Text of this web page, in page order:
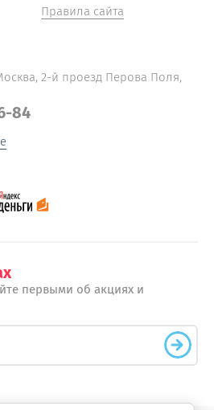
Правила сайта
2-й проезд Перова Поля,
84
первыми об акциях и